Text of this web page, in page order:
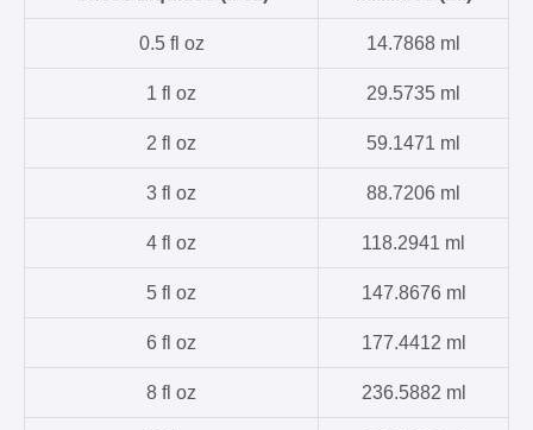
0.5 fl oz 14.7868 ml
1 fl oz 29.5735 ml
2 fl oz 59.1471 ml
3 fl oz 88.7206 ml
4 fl oz 118.2941 ml
5 fl oz 147.8676 ml
6 fl oz 177.4412 ml
8 fl oz 236.5882 ml